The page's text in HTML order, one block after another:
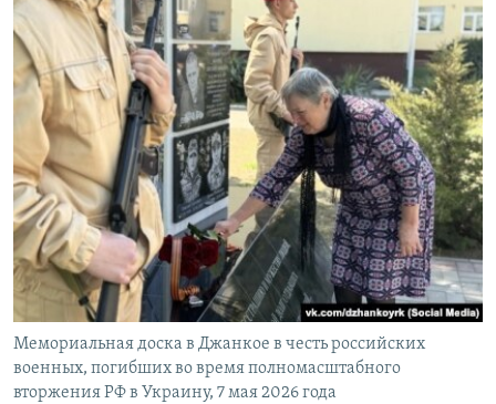
Мемориальная доска в Джанкое в честь российских
военных, погибших во время полномасштабного
вторжения РФ в Украину, 7 мая 2026 года